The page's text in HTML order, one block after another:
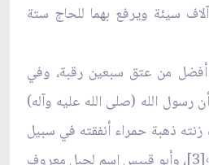
سيئة ويرفع بهما للحاج ستة
من عتق سبعين رقبة، وفي
رسول الله (صلى الله عليه وآله)
ذهبة حمراء أنفقته في سبيل